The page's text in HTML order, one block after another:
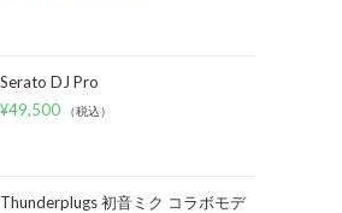
Serato DJ Pro
¥49,500 （税込）
Thunderplugs 初音ミク コラボモデ